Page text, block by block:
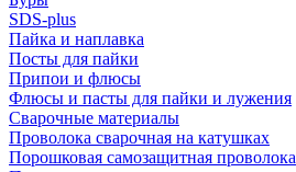
SDS-plus
Пайка и наплавка
Посты для пайки
Припои и флюсы
Флюсы и пасты для пайки и лужения
Сварочные материалы
Проволока сварочная на катушках
Порошковая самозащитная проволока